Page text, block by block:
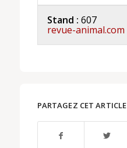
Stand : 607
revue-animal.com
PARTAGEZ CET ARTICLE